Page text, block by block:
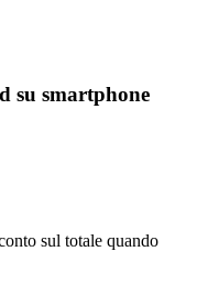
su smartphone
sul totale quando